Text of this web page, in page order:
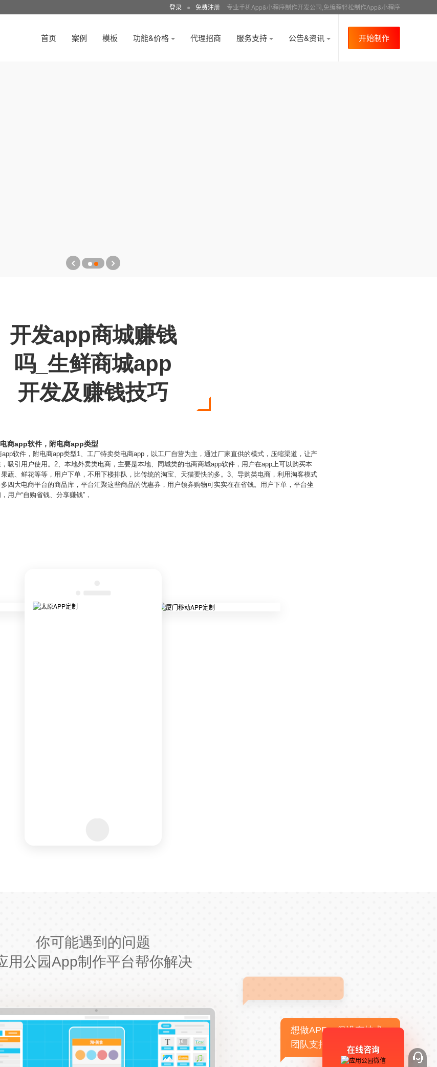
登录 ● 免费注册 专业手机App&小程序制作开发公司,免编程轻松制作App&小程序
首页 案例 模板 功能&价格 代理招商 服务支持 公告&资讯 开始制作
开发app商城赚钱
吗_生鲜商城app
开发及赚钱技巧
商app软件，附电商app类型
软件，附电商app类型1、工厂特卖类电商app，以工厂自营为主，通过厂家直供的模式，压缩渠道，让产
吸引用户使用。2、本地外卖类电商，主要是本地、同城类的电商商城app软件，用户在app上可以购买本
蔬、鲜花等等，用户下单，不用下楼排队，比传统的淘宝、天猫要快的多。3、导购类电商，利用淘客模式
四大电商平台的商品库，平台汇聚这些商品的优惠券，用户领券购物可实实在在省钱。用户下单，平台坐
用户“自购省钱、分享赚钱”，
你可能遇到的问题
用公园App制作平台帮你解决
想做APP，但没有技术
团队支持
在线咨询